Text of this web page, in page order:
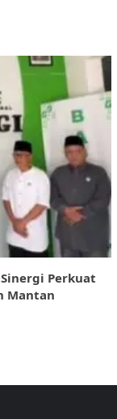
Perkuat
Mantan